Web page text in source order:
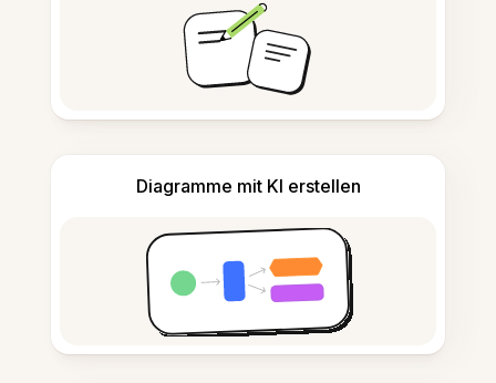
Diagramme mit KI erstellen